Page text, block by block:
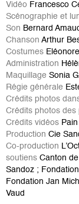
Vidéo Francesco
Scénographie et
Son Bernard
Chanson Arthur
Costumes
Administration
Maquillage Sonia
Régie générale
Crédits photos
Crédits photos des
Crédits vidéos
Production Cie
Co-production
soutiens Canton
Sandoz ;
Fondation Jan
Vaud